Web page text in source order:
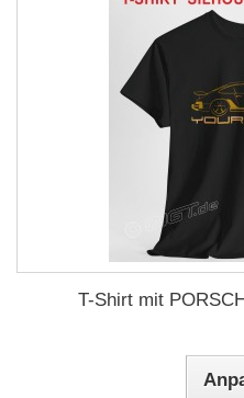
T-Shirt mit